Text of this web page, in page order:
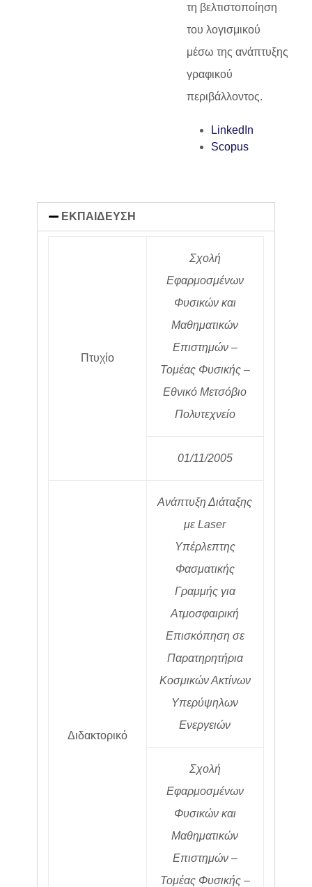
τη βελτιστοποίηση
του λογισμικού
μέσω της ανάπτυξης
γραφικού
περιβάλλοντος.
LinkedIn
Scopus
ΕΚΠΑΙΔΕΥΣΗ
Πτυχίο
Σχολή
Εφαρμοσμένων
Φυσικών και
Μαθηματικών
Επιστημών –
Τομέας Φυσικής –
Εθνικό Μετσόβιο
Πολυτεχνείο
01/11/2005
Διδακτορικό
Ανάπτυξη Διάταξης
με Laser
Υπέρλεπτης
Φασματικής
Γραμμής για
Ατμοσφαιρική
Επισκόπηση σε
Παρατηρητήρια
Κοσμικών Ακτίνων
Υπερύψηλων
Ενεργειών
Σχολή
Εφαρμοσμένων
Φυσικών και
Μαθηματικών
Επιστημών –
Τομέας Φυσικής –